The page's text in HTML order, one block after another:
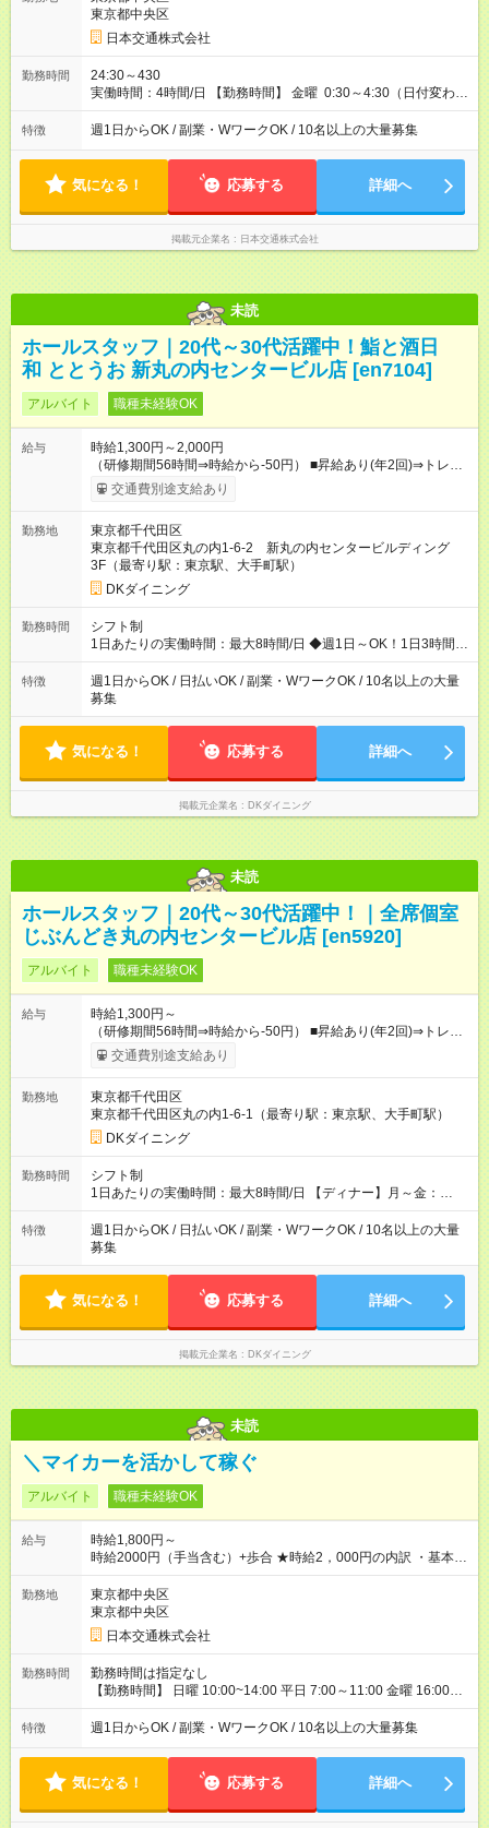
す。（2026年10月15日まで） それ以降は変更となる可能性があ
ります。 ───────────────── ■研修について 営業所に
て入社手続き・ドラレコの設定・研修などを10時間行います。
となります。 【試用期間】試用期間あり 試用期間の長さ：5ヶ
月 ※ 雇用形態と給与に、本採用時と異なる部分があります。 雇
期間中、最初の10時間で研修が行われ、研修（10時間）中は、
時給1，250円となります。 研修終了後、給与は本採用時と同様
東京都中央区
日本交通株式会社
勤務時間
24:30～430
実働時間：4時間/日 【勤務時間】 金曜 0:30～4:30（日付変わっ
た土曜日深夜） 上記以外にも、下記のシフトでの勤務も可能 平
日 7:00～11:00 ※雨や猛暑の日などは勤務可能時間が臨時拡大
特徴 週1日からOK / 副業・WワークOK / 10名以上の大量募集
気になる！ 応募する 詳細へ
掲載元企業名 日本交通株式会社
未読
ホールスタッフ｜20代～30代活躍中！鮨と酒日
和 ととうお 新丸の内センタービル店 [en7104]
アルバイト 職種未経験OK
給与
時給1,300円～2,000円
（研修期間56時間⇒時給から-50円） ■昇給あり(年2回)⇒トレー
ナーになったら…通常時給+300円UP↑↑ ■1食200円食事補助あり
■系列店で使える社割あり ■友人紹介制度あり(規定あり) │スタ
万7600円 ・N１レベル程度の日本語力をお持ちの方（会話力・
読解力）※業務上の理解・指示ができる事が必要になる為 ・
This is a job providing customer service in Japanese. 【試用期
間】試用期間なし
交通費別途支給あり
勤務地
東京都千代田区
東京都千代田区丸の内1-6-2 新丸の内センタービルディング
3F（最寄り駅：東京駅、大手町駅）
DKダイニング
勤務時間
シフト制
1日あたりの実働時間：最大8時間/日 ◆週1日～OK！1日3時間～
OK！ ※勤務時間の変動の可能性あり ※22時以降勤務は18歳以上
(法令による) ※自由シフト制
特徴
週1日からOK / 日払いOK / 副業・WワークOK / 10名以上の大量
募集
気になる！ 応募する 詳細へ
掲載元企業名 DKダイニング
未読
ホールスタッフ｜20代～30代活躍中！｜全席個室
じぶんどき丸の内センタービル店 [en5920]
アルバイト 職種未経験OK
給与
時給1,300円～
（研修期間56時間⇒時給から-50円） ■昇給あり(年2回)⇒トレー
ナーになったら…通常時給+300円UP↑↑ ■1食200円食事補助あり
■系列店で使える社割あり ■友人紹介制度あり(規定あり) │スタ
万7600円 ・N１レベル程度の日本語力をお持ちの方（会話力・
読解力）※業務上の理解・指示ができる事が必要になる為 ・
This is a job providing customer service in Japanese. 【試用期
間】試用期間なし
交通費別途支給あり
勤務地
東京都千代田区
東京都千代田区丸の内1-6-1（最寄り駅：東京駅、大手町駅）
DKダイニング
勤務時間
シフト制
1日あたりの実働時間：最大8時間/日 【ディナー】月～金：
17:00～23:00／土日祝：16:00～23:30 ★上記時間から週1日 ★1
日3h～OK ※勤務時間の変動の可能性あり ※22時以降勤務は18
歳以上(法令による) ■自由シフト制
特徴
週1日からOK / 日払いOK / 副業・WワークOK / 10名以上の大量
募集
気になる！ 応募する 詳細へ
掲載元企業名 DKダイニング
未読
＼マイカーを活かして稼ぐ
アルバイト 職種未経験OK
給与
時給1,800円～
時給2000円（手当含む）+歩合 ★時給2，000円の内訳 ・基本時
給：1，400円 ・燃料手当：300円 一律支給 ・通信手当：100
円 一律支給 ・特別手当：200円 一律支給 ※ ※特別手当200円は
期間限定の金額です。（2026年10月15日まで） →10月までに
ご入社いただいた場合、時給：2，000円スタートになります。
───────────────── ■研修について 営業所にて入社手続
給与 営業所での研修（10時間）中は、時給1，250円となりま
す。 【試用期間】試用期間あり 試用期間の長さ：5ヶ月 ※ 雇用
アルバイト・パート採用 給与：時給 1,250円以上 試用期間中、
最初の10時間で研修が行われ、研修（10時間）中は、時給1，
1，800円＋歩合となります。
勤務地
東京都中央区
東京都中央区
日本交通株式会社
勤務時間
勤務時間は指定なし
【勤務時間】 日曜 10:00~14:00 平日 7:00～11:00 金曜 16:00～
20:00、0:30～4:30（日付変わった土曜日深夜） 土
曜 16:00~20:00 ※雨や猛暑の日などは勤務可能時間が臨時拡大
特徴 週1日からOK / 副業・WワークOK / 10名以上の大量募集
気になる！ 応募する 詳細へ